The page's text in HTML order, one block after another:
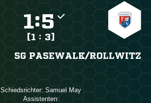
:
[1 : 3]
SG PASEWALK/​ROLLWITZ
Schiedsrichter:  
Assistenten: